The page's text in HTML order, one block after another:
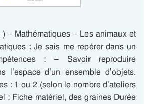
– Mathématiques – Les animaux et
: Je sais me repérer dans un
: – Savoir reproduire
l’espace d’un ensemble d’objets.
: 1 ou 2 (selon le nombre d’ateliers
: Fiche matériel, des graines Durée